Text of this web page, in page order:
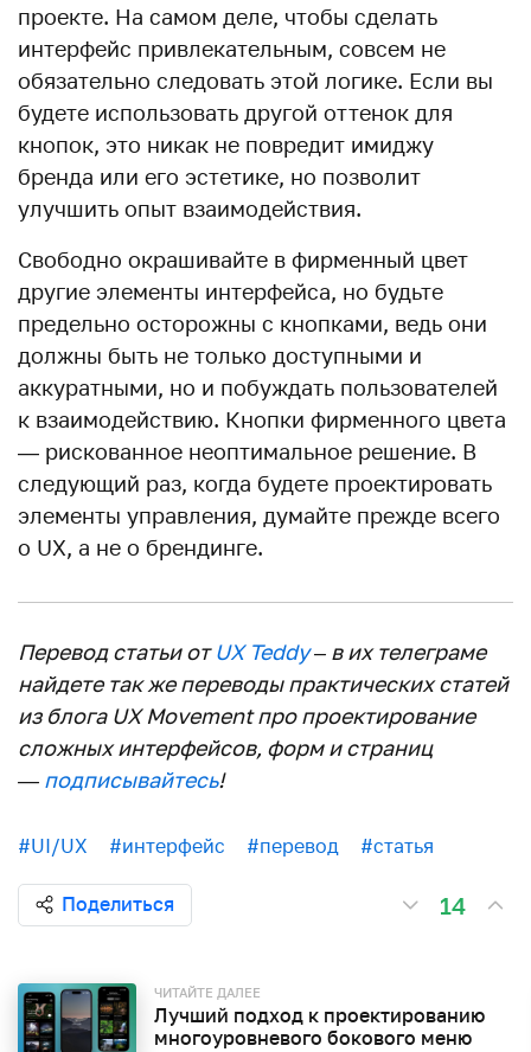
проекте. На самом деле, чтобы сделать
интерфейс привлекательным, совсем не
обязательно следовать этой логике. Если вы
будете использовать другой оттенок для
кнопок, это никак не повредит имиджу
бренда или его эстетике, но позволит
улучшить опыт взаимодействия.
Свободно окрашивайте в фирменный цвет
другие элементы интерфейса, но будьте
предельно осторожны с кнопками, ведь они
должны быть не только доступными и
аккуратными, но и побуждать пользователей
к взаимодействию. Кнопки фирменного цвета
— рискованное неоптимальное решение. В
следующий раз, когда будете проектировать
элементы управления, думайте прежде всего
о UX, а не о брендинге.
Перевод статьи отUX Teddy– в их телеграме
найдете так же переводы практических статей
из блога UX Movement про проектирование
сложных интерфейсов, форм и страниц
— подписывайтесь!
#UI/UX #интерфейс #перевод #статья
Поделиться 14
ЧИТАЙТЕ ДАЛЕЕ
Лучший подход к проектированию
многоуровневого бокового меню